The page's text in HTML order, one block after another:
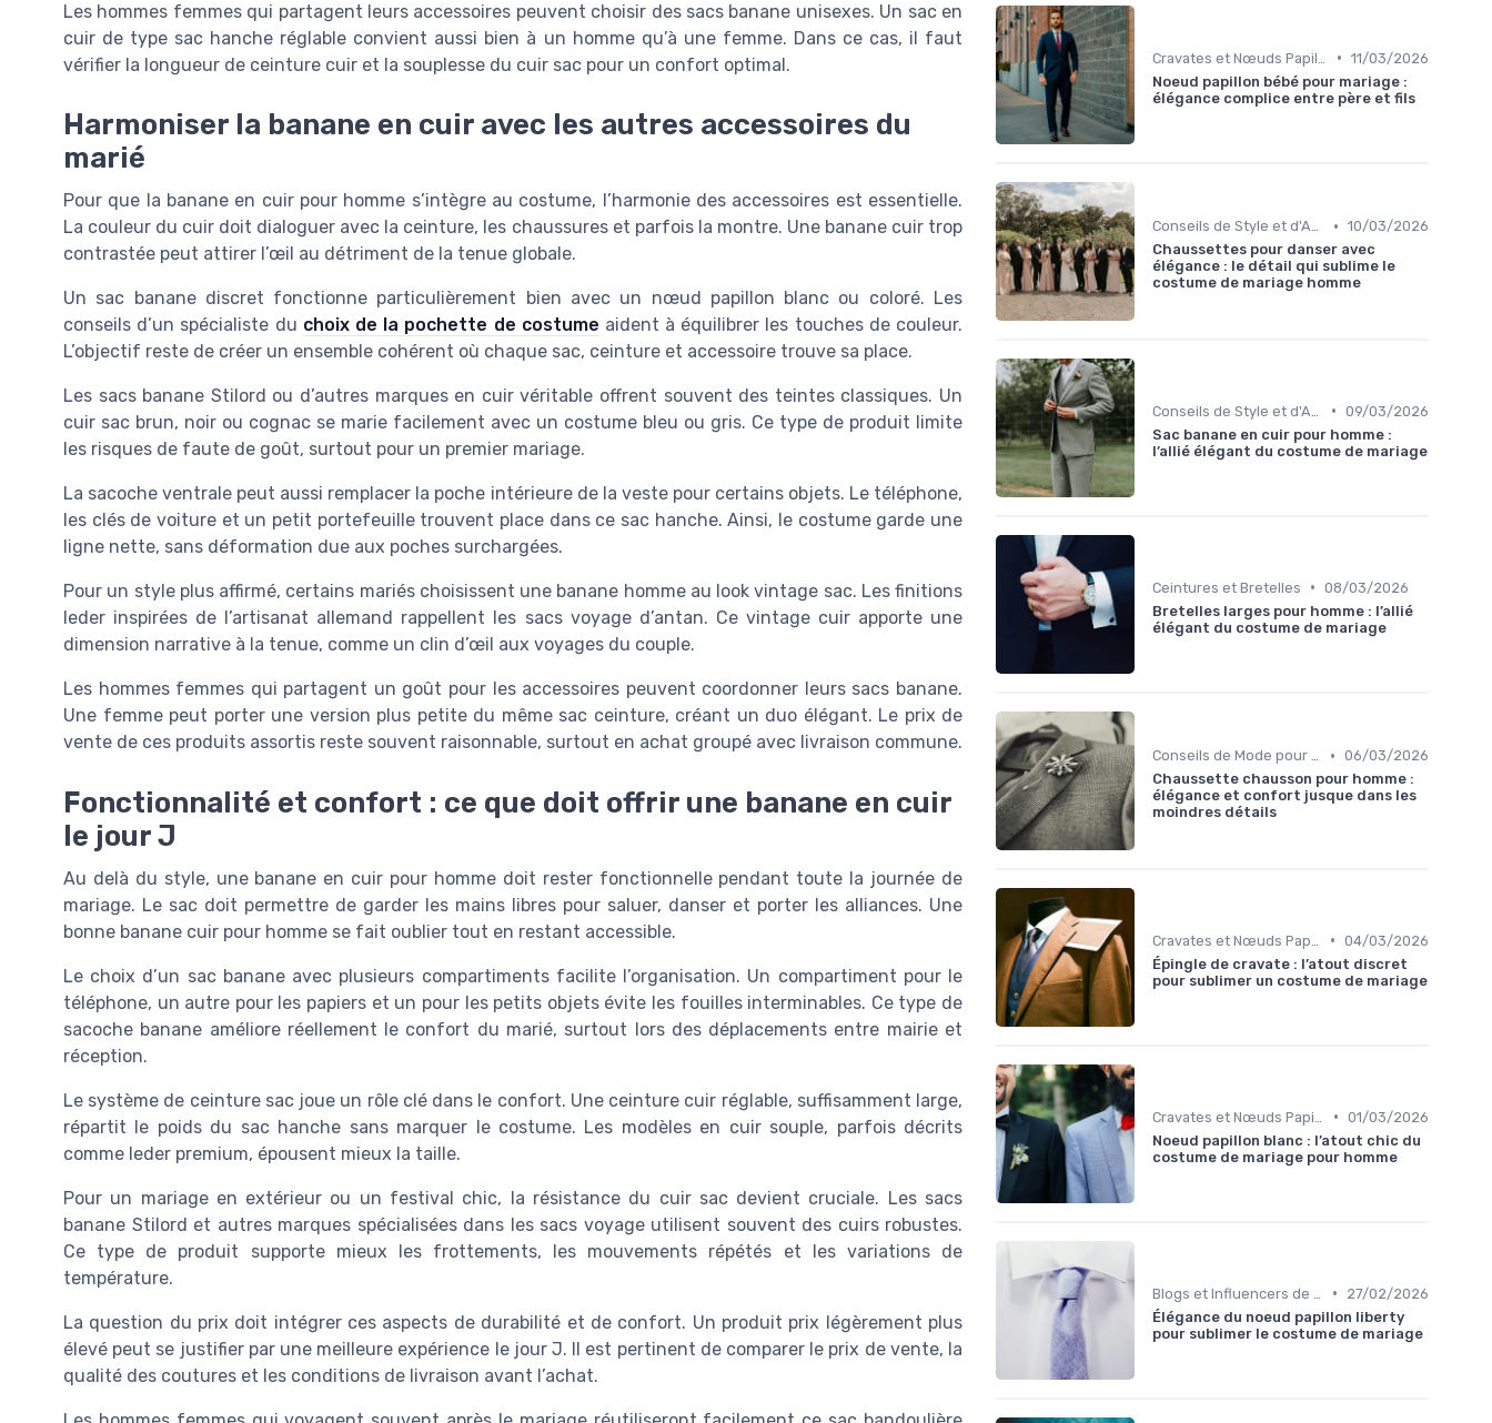
Les hommes femmes qui partagent leurs accessoires peuvent choisir des sacs banane unisexes. Un sac en
cuir de type sac hanche réglable convient aussi bien à un homme qu’à une femme. Dans ce cas, il faut
vérifier la longueur de ceinture cuir et la souplesse du cuir sac pour un confort optimal.
Harmoniser la banane en cuir avec les autres accessoires du
marié
Pour que la banane en cuir pour homme s’intègre au costume, l’harmonie des accessoires est essentielle.
La couleur du cuir doit dialoguer avec la ceinture, les chaussures et parfois la montre. Une banane cuir trop
contrastée peut attirer l’œil au détriment de la tenue globale.
Un sac banane discret fonctionne particulièrement bien avec un nœud papillon blanc ou coloré. Les
conseils d’un spécialiste du choix de la pochette de costume aident à équilibrer les touches de couleur.
L’objectif reste de créer un ensemble cohérent où chaque sac, ceinture et accessoire trouve sa place.
Les sacs banane Stilord ou d’autres marques en cuir véritable offrent souvent des teintes classiques. Un
cuir sac brun, noir ou cognac se marie facilement avec un costume bleu ou gris. Ce type de produit limite
les risques de faute de goût, surtout pour un premier mariage.
La sacoche ventrale peut aussi remplacer la poche intérieure de la veste pour certains objets. Le téléphone,
les clés de voiture et un petit portefeuille trouvent place dans ce sac hanche. Ainsi, le costume garde une
ligne nette, sans déformation due aux poches surchargées.
Pour un style plus affirmé, certains mariés choisissent une banane homme au look vintage sac. Les finitions
leder inspirées de l’artisanat allemand rappellent les sacs voyage d’antan. Ce vintage cuir apporte une
dimension narrative à la tenue, comme un clin d’œil aux voyages du couple.
Les hommes femmes qui partagent un goût pour les accessoires peuvent coordonner leurs sacs banane.
Une femme peut porter une version plus petite du même sac ceinture, créant un duo élégant. Le prix de
vente de ces produits assortis reste souvent raisonnable, surtout en achat groupé avec livraison commune.
Fonctionnalité et confort : ce que doit offrir une banane en cuir
le jour J
Au delà du style, une banane en cuir pour homme doit rester fonctionnelle pendant toute la journée de
mariage. Le sac doit permettre de garder les mains libres pour saluer, danser et porter les alliances. Une
bonne banane cuir pour homme se fait oublier tout en restant accessible.
Le choix d’un sac banane avec plusieurs compartiments facilite l’organisation. Un compartiment pour le
téléphone, un autre pour les papiers et un pour les petits objets évite les fouilles interminables. Ce type de
sacoche banane améliore réellement le confort du marié, surtout lors des déplacements entre mairie et
réception.
Le système de ceinture sac joue un rôle clé dans le confort. Une ceinture cuir réglable, suffisamment large,
répartit le poids du sac hanche sans marquer le costume. Les modèles en cuir souple, parfois décrits
comme leder premium, épousent mieux la taille.
Pour un mariage en extérieur ou un festival chic, la résistance du cuir sac devient cruciale. Les sacs
banane Stilord et autres marques spécialisées dans les sacs voyage utilisent souvent des cuirs robustes.
Ce type de produit supporte mieux les frottements, les mouvements répétés et les variations de
température.
La question du prix doit intégrer ces aspects de durabilité et de confort. Un produit prix légèrement plus
élevé peut se justifier par une meilleure expérience le jour J. Il est pertinent de comparer le prix de vente, la
qualité des coutures et les conditions de livraison avant l’achat.
• 11/03/2026
Noeud papillon bébé pour mariage :
élégance complice entre père et fils
Conseils de Style et d'Accessoires • 10/03/2026
Chaussettes pour danser avec
élégance : le détail qui sublime le
costume de mariage homme
• 09/03/2026
Sac banane en cuir pour homme :
l’allié élégant du costume de mariage
Ceintures et Bretelles • 08/03/2026
Bretelles larges pour homme : l’allié
élégant du costume de mariage
Conseils de Mode pour le Marié • 06/03/2026
Chaussette chausson pour homme :
élégance et confort jusque dans les
moindres détails
• 04/03/2026
Épingle de cravate : l’atout discret
pour sublimer un costume de mariage
• 01/03/2026
Noeud papillon blanc : l’atout chic du
costume de mariage pour homme
•
27/02/2026
Élégance du noeud papillon liberty
pour sublimer le costume de mariage